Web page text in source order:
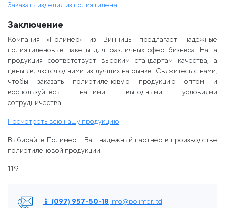
Заказать изделия из полиэтилена
Заключение
Компания «Полимер» из Винницы предлагает надежные
полиэтиленовые пакеты для различных сфер бизнеса. Наша
продукция соответствует высоким стандартам качества, а
цены являются одними из лучших на рынке. Свяжитесь с нами,
чтобы заказать полиэтиленовую продукцию оптом и
воспользуйтесь нашими выгодными условиями
сотрудничества.
Посмотреть всю нашу продукцию
Выбирайте Полимер – Ваш надежный партнер в производстве
полиэтиленовой продукции.
119
📱 (097) 957-50-18 info@polimer.ltd